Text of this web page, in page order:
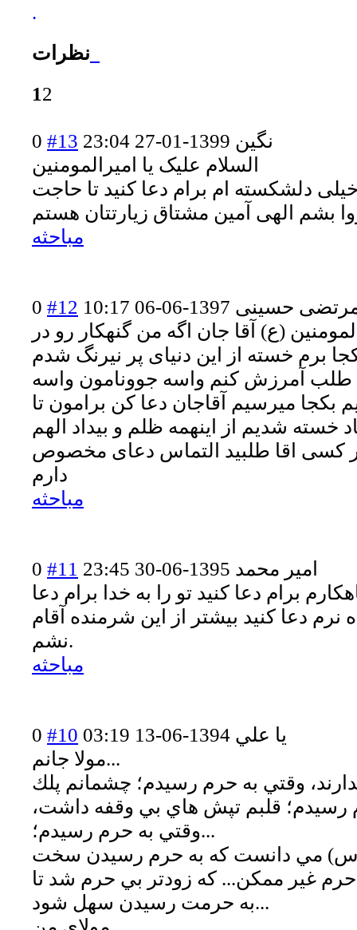
.
نظرات
12
0 #13 نگین 1399-01-27 23:04
السلام علیک یا امیرالمومنین
دلشکسته ام برام دعا کنید تا حاجت
بشم الهی آمین مشتاق زیارتتان هستم
مباحثه
0 #12 حسینی 1397-06-06 10:17
(ع) آقا جان اگه من گنهکار رو در
برم خسته از این دنیای پر نیرنگ شدم
طلب آمرزش کنم واسه جوونامون واسه
بکجا میرسیم آقاجان دعا کن برامون تا
خسته شدیم از اینهمه ظلم و بیداد الهم
کسی اقا طلبید التماس دعای مخصوص
دارم
مباحثه
0 #11 امیر محمد 1395-06-30 23:45
برام دعا کنید تو را به خدا برام دعا
نرم دعا کنید بیشتر از این شرمنده آقام
نشم.
مباحثه
0 #10 يا علي 1394-06-13 03:19
مولا جانم...
وقتي به حرم رسيدم؛ چشمانم پلك
رسيدم؛ قلبم تپش هاي بي وقفه داشت،
وقتي به حرم رسيدم؛...
مي دانست كه به حرم رسيدن سخت
غير ممكن... كه زودتر بي حرم شد تا
به حرمت رسيدن سهل شود...